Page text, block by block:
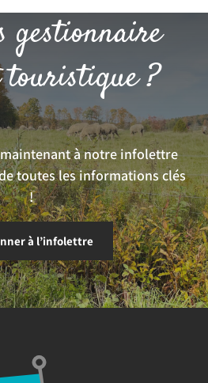
gestionnaire
?
à notre infolettre
toutes les informations clés
!
à l’infolettre